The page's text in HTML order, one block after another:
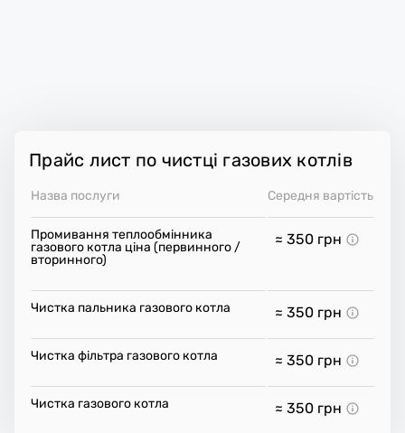
Прайс лист по чистці газових котлів
Назва послуги Середня вартість
Промивання теплообмінника
газового котла ціна (первинного /
вторинного)
≈ 350 грн
Чистка пальника газового котла ≈ 350 грн
Чистка фільтра газового котла ≈ 350 грн
Чистка газового котла ≈ 350 грн